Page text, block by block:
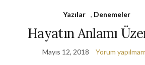
Yazılar , Denemeler
Hayatın Anlamı
Mayıs 12, 2018 Yorum